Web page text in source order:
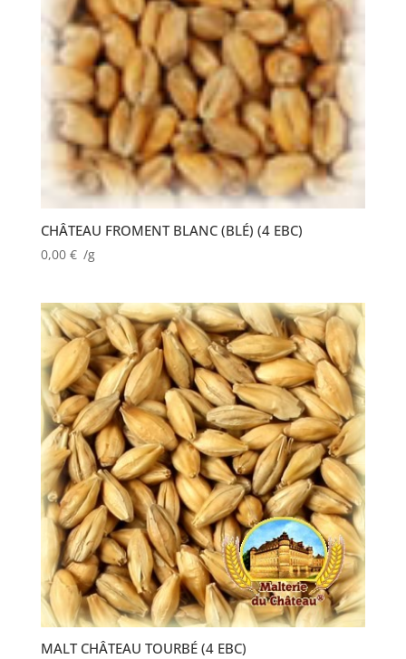
CHÂTEAU FROMENT BLANC (BLÉ) (4 EBC)
0,00 € /g
MALT CHÂTEAU TOURBÉ (4 EBC)